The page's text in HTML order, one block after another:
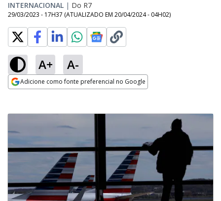
INTERNACIONAL | Do R7
29/03/2023 - 17H37 (ATUALIZADO EM 20/04/2024 - 04H02)
A+ A-
Adicione como fonte preferencial no Google